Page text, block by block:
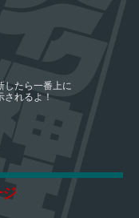
したら一番上に
されるよ！